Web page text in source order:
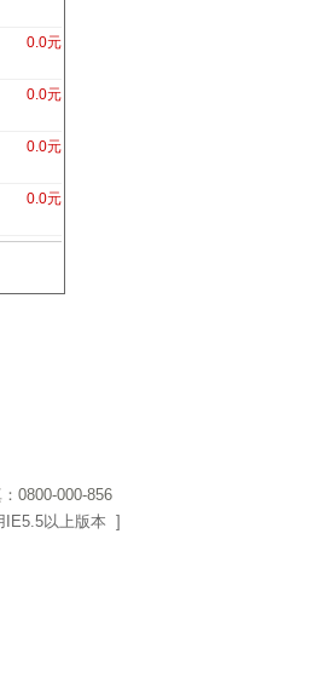
0.0元
0.0元
0.0元
0.0元
0800-000-856
以上版本 ]